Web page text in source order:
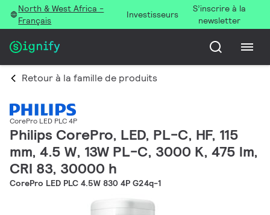
North & West Africa -
Français
Investisseurs
S’inscrire à la
newsletter
Retour à la famille de produits
CorePro LED PLC 4P
Philips CorePro, LED, PL-C, HF, 115
mm, 4.5 W, 13W PL-C, 3000 K, 475 lm,
CRI 83, 30000 h
CorePro LED PLC 4.5W 830 4P G24q-1